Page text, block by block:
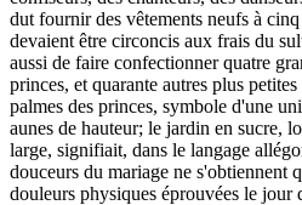
dut fournir des vêtements neufs à
devaient être circoncis aux frais du
aussi de faire confectionner quatre
princes, et quarante autres plus
palmes des princes, symbole d'une
aunes de hauteur; le jardin en sucre,
large, signifiait, dans le langage
douceurs du mariage ne s'obtiennent
douleurs physiques éprouvées le jour